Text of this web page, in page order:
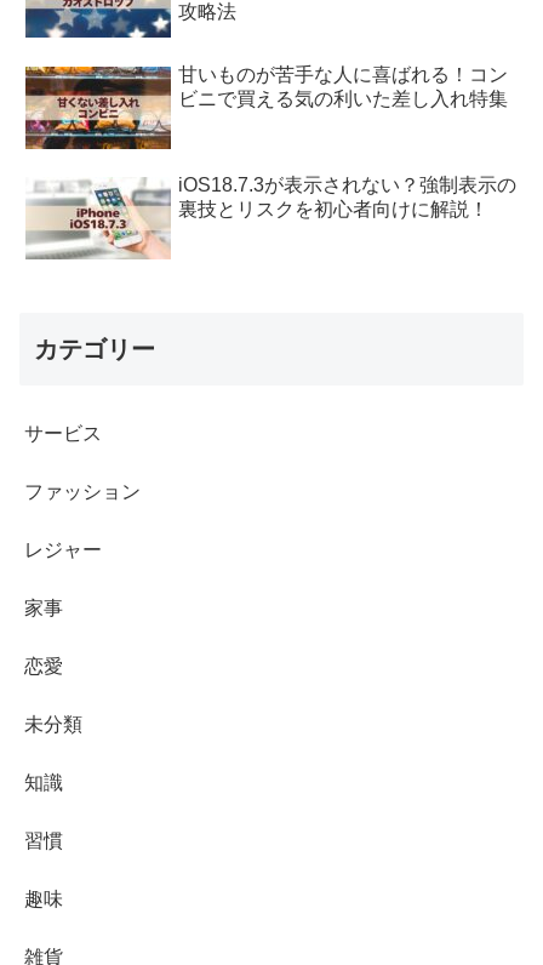
攻略法
甘いものが苦手な人に喜ばれる！コン
ビニで買える気の利いた差し入れ特集
iOS18.7.3が表示されない？強制表示の
裏技とリスクを初心者向けに解説！
カテゴリー
サービス
ファッション
レジャー
家事
恋愛
未分類
知識
習慣
趣味
雑貨